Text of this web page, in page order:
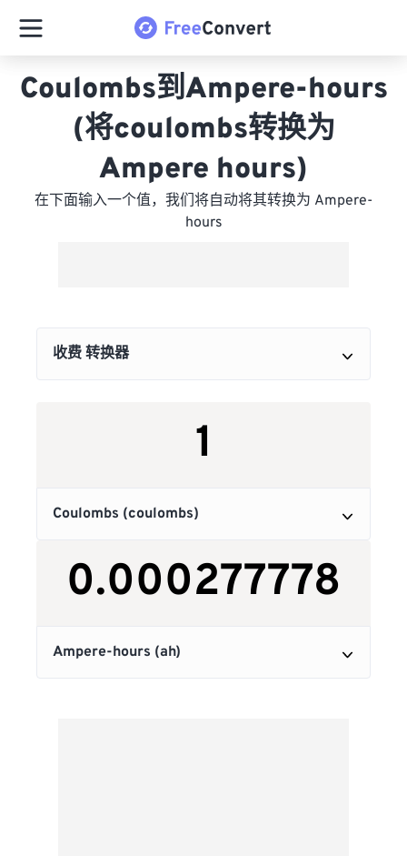
Coulombs到Ampere-hours
(将coulombs转换为
Ampere hours)
在下面输入一个值，我们将自动将其转换为 Ampere-
hours